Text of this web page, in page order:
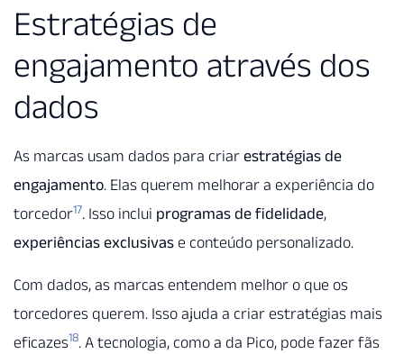
Estratégias de
engajamento através dos
dados
As marcas usam dados para criar estratégias de
engajamento. Elas querem melhorar a experiência do
torcedor17. Isso inclui programas de fidelidade,
experiências exclusivas e conteúdo personalizado.
Com dados, as marcas entendem melhor o que os
torcedores querem. Isso ajuda a criar estratégias mais
eficazes18. A tecnologia, como a da Pico, pode fazer fãs